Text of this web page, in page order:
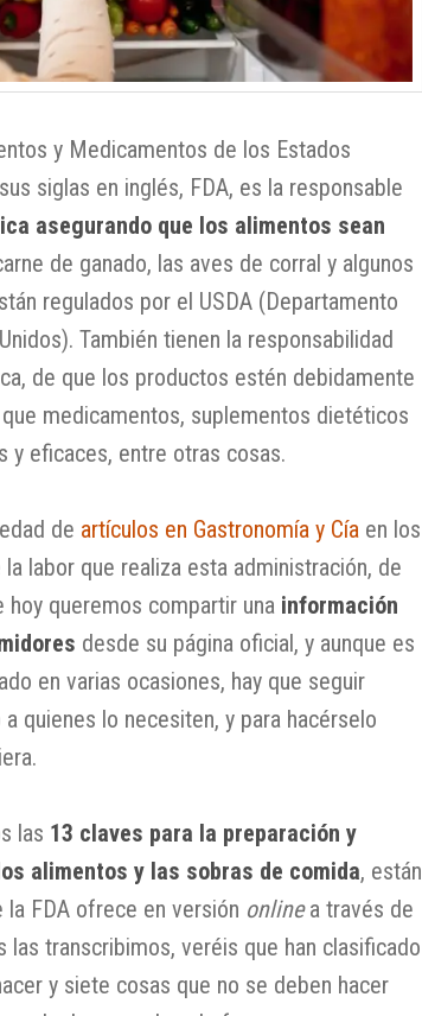
y Medicamentos de los Estados
siglas en inglés, FDA, es la responsable
asegurando que los alimentos sean
de ganado, las aves de corral y algunos
regulados por el USDA (Departamento
También tienen la responsabilidad
de que los productos estén debidamente
medicamentos, suplementos dietéticos
y eficaces, entre otras cosas.
de artículos en Gastronomía y Cía en los
labor que realiza esta administración, de
hoy queremos compartir una información
desde su página oficial, y aunque es
en varias ocasiones, hay que seguir
quienes lo necesiten, y para hacérselo
las 13 claves para la preparación y
alimentos y las sobras de comida, están
FDA ofrece en versión onlinea través de
las transcribimos, veréis que han clasificado
y siete cosas que no se deben hacer